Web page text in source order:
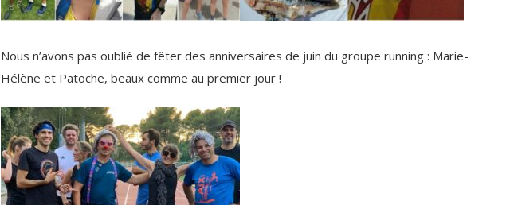
Nous n’avons pas oublié de fêter des anniversaires de juin du groupe running : Marie-
Hélène et Patoche, beaux comme au premier jour !